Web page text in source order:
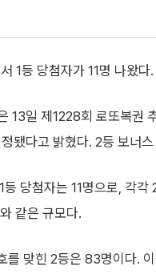
1등 당첨자가 11명 나왔다.
13일 제1228회 로또복권
됐다고 밝혔다. 2등 보너스
등 당첨자는 11명으로, 각
같은 규모다.
를 맞힌 2등은 83명이다.